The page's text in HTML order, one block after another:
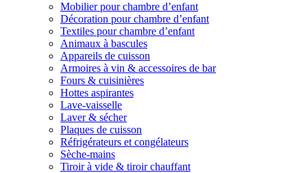
Mobilier pour chambre d’enfant
Décoration pour chambre d’enfant
Textiles pour chambre d’enfant
Animaux à bascules
Appareils de cuisson
Armoires à vin & accessoires de bar
Fours & cuisinières
Hottes aspirantes
Lave-vaisselle
Laver & sécher
Plaques de cuisson
Réfrigérateurs et congélateurs
Sèche-mains
Tiroir à vide & tiroir chauffant